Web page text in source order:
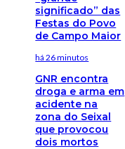
significado” das
Festas do Povo
de Campo Maior
há 26 minutos
GNR encontra
droga e arma em
acidente na
zona do Seixal
que provocou
dois mortos